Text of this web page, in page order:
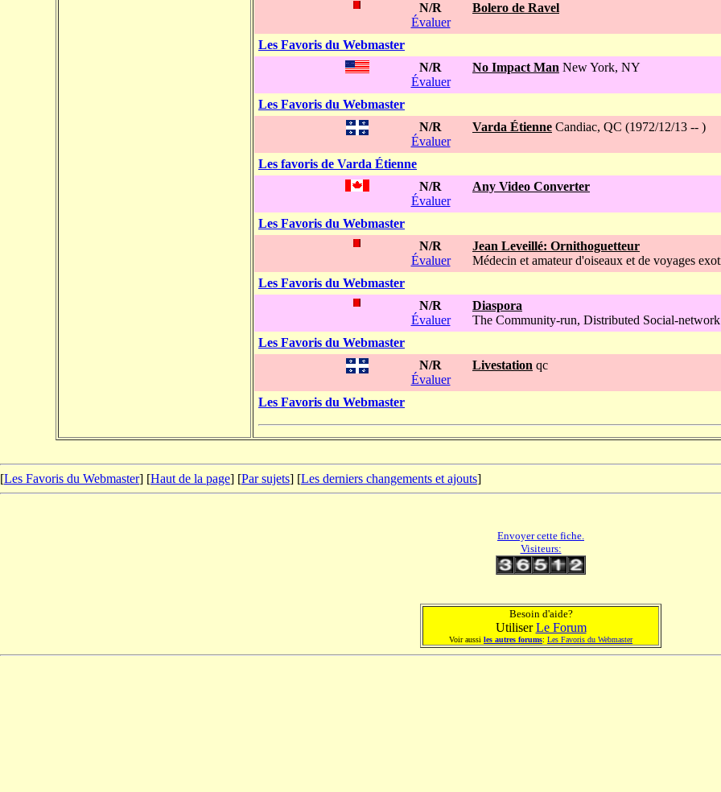
N/R
Évaluer
Bolero de Ravel
Les Favoris du Webmaster
N/R
Évaluer
No Impact Man New York, NY
Les Favoris du Webmaster
N/R
Évaluer
Varda Étienne Candiac, QC (1972/12/13 -- )
Les favoris de Varda Étienne
N/R
Évaluer
Any Video Converter
Les Favoris du Webmaster
N/R
Évaluer
Jean Leveillé: Ornithoguetteur
Médecin et amateur d'oiseaux et de voyages
Les Favoris du Webmaster
N/R
Évaluer
Diaspora
The Community-run, Distributed Social-network
Les Favoris du Webmaster
N/R
Évaluer
Livestation qc
Les Favoris du Webmaster
[Les Favoris du Webmaster] [Haut de la page] [Par sujets] [Les derniers changements et ajouts]
Envoyer cette fiche.
Visiteurs:
Besoin d'aide?
UtiliserLe Forum
Voir aussi les autres forums: Les Favoris du Webmaster